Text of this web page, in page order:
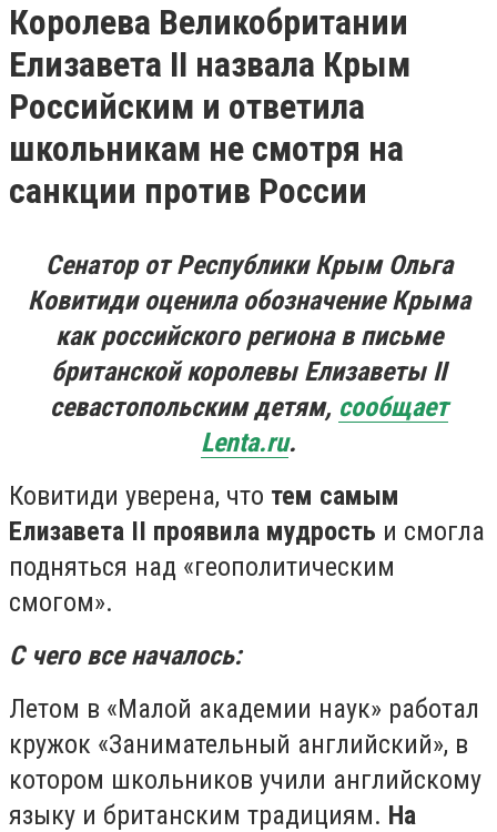
Королева Великобритании
Елизавета II назвала Крым
Российским и ответила
школьникам не смотря на
санкции против России
Сенатор от Республики Крым Ольга
Ковитиди оценила обозначение Крыма
как российского региона в письме
британской королевы Елизаветы II
севастопольским детям, сообщает
Lenta.ru.
Ковитиди уверена, что тем самым
Елизавета II проявила мудрость и смогла
подняться над «геополитическим
смогом».
С чего все началось:
Летом в «Малой академии наук» работал
кружок «Занимательный английский», в
котором школьников учили английскому
языку и британским традициям. На